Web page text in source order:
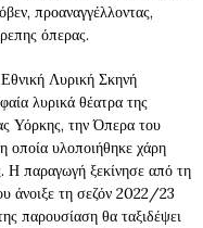
προαναγγέλλοντας,
όπερας.
Λυρική Σκηνή
λυρικά θέατρα της
Υόρκης, την Όπερα του
οποία υλοποιήθηκε χάρη
Η παραγωγή ξεκίνησε από τη
άνοιξε τη σεζόν 2022/23
παρουσίαση θα ταξιδέψει